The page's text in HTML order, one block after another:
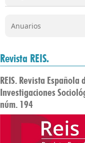
Anuarios
Revista REIS.
REIS. Revista Española
Investigaciones
núm. 194